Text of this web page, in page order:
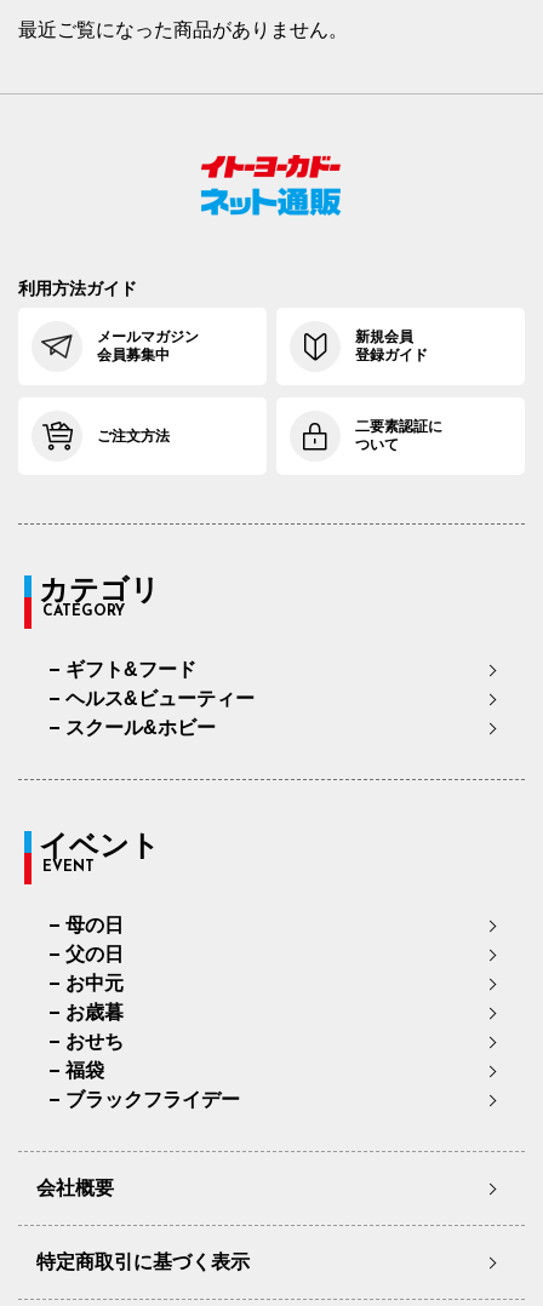
最近ご覧になった商品がありません。
利用方法ガイド
メールマガジン
会員募集中
新規会員
登録ガイド
ご注文方法
二要素認証に
ついて
カテゴリ
CATEGORY
ギフト&フード
ヘルス&ビューティー
スクール&ホビー
イベント
EVENT
母の日
父の日
お中元
お歳暮
おせち
福袋
ブラックフライデー
会社概要
特定商取引に基づく表示